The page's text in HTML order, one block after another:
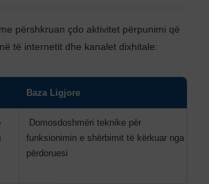
përshkruan çdo aktivitet përpunimi që
të internetit dhe kanalet dixhitale:
Baza Ligjore
Domosdoshmëri teknike për
funksionimin e shërbimit të kërkuar nga
përdoruesi